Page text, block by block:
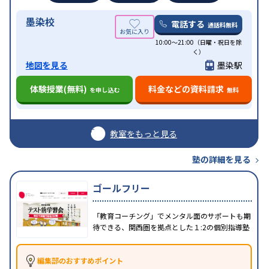
墨染校 電話する 通話料無料
10:00～21:00（日曜・祝日を除
く）
地図を見る
墨染駅
体験授業(無料) を申し込む 料金などの資料請求 無料
教室をもっと見る
塾の詳細を見る
ゴールフリー
「教育コーチング」でメンタル面のサポートも期
待できる、関西圏を拠点とした１:2の個別指導塾
編集部のおすすめポイント